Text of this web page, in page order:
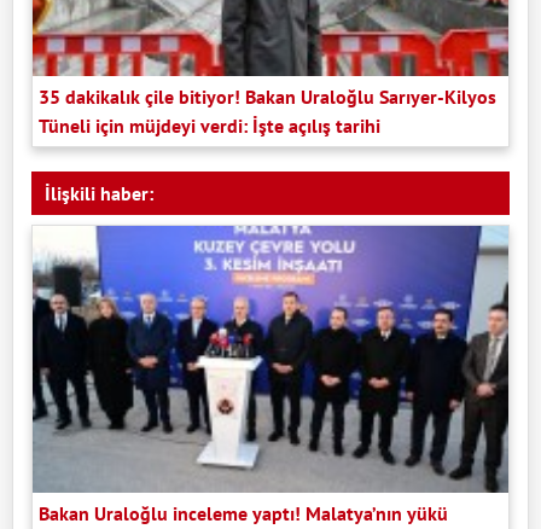
35 dakikalık çile bitiyor! Bakan Uraloğlu Sarıyer-Kilyos
Tüneli için müjdeyi verdi: İşte açılış tarihi
İlişkili haber:
Bakan Uraloğlu inceleme yaptı! Malatya’nın yükü